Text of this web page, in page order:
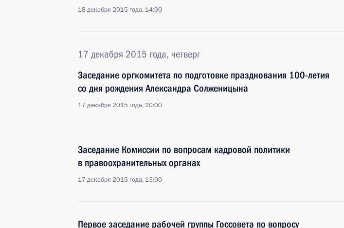
18 декабря 2015 года, 14:00
17 декабря 2015 года, четверг
Заседание оргкомитета по подготовке празднования 100-летия
со дня рождения Александра Солженицына
17 декабря 2015 года, 20:00
Заседание Комиссии по вопросам кадровой политики
в правоохранительных органах
17 декабря 2015 года, 13:00
Первое заседание рабочей группы Госсовета по вопросу